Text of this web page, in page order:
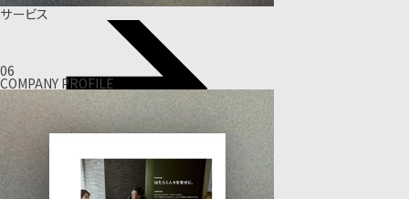
サービス
06
COMPANY PROFILE